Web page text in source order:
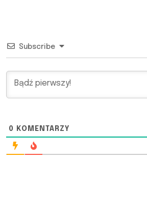
Subscribe
0 KOMENTARZY